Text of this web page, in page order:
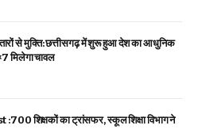
से मुक्ति: छत्तीसगढ़ में शुरू हुआ देश का आधुनिक
मिलेगा चावल
शिक्षकों का ट्रांसफर, स्कूल शिक्षा विभाग ने